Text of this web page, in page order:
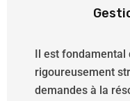
Il est fondamental
rigoureusement
demandes à la